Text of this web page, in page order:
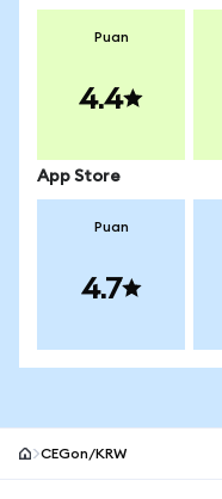
Puan
4.4
App Store
Puan
4.7
CEGon/KRW